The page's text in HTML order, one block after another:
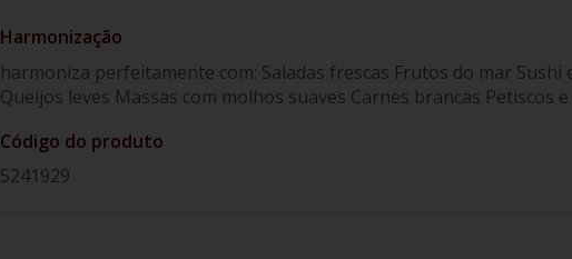
Harmonização
harmoniza perfeitamente com: Saladas frescas Frutos do mar Sushi
Queijos leves Massas com molhos suaves Carnes brancas Petiscos
Código do produto
5241929